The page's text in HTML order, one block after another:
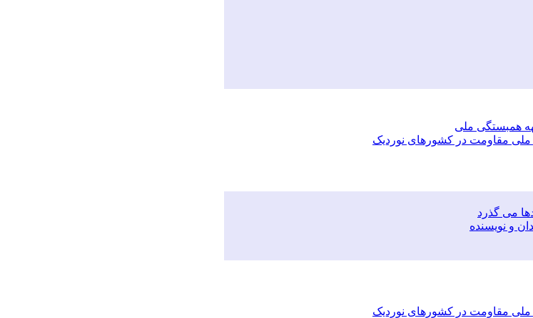
همبستگی ملی
ملی مقاومت در کشورهای نوردیک
می گذرد
و نویسنده
ملی مقاومت در کشورهای نوردیک